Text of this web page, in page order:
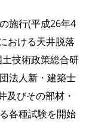
施行(平成26年4
おける天井脱落
技術政策総合研
法人新・建築士
及びその部材・
各種試験を開始